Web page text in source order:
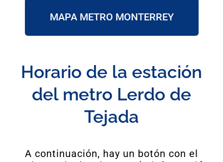
MAPA METRO MONTERREY
Horario de la estación
del metro Lerdo de
Tejada
A continuación, hay un botón con el